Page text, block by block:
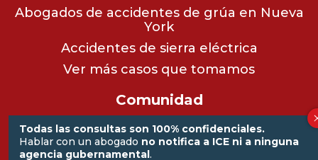
Abogados de accidentes de grúa en Nueva
York
Accidentes de sierra eléctrica
Ver más casos que tomamos
Comunidad
Centro Comunitario
Cursos
Todas las consultas son 100% confidenciales.
Hablar con un abogado no notifica a ICE ni a ninguna
agencia gubernamental.